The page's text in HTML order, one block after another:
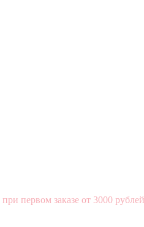
первом заказе от 3000